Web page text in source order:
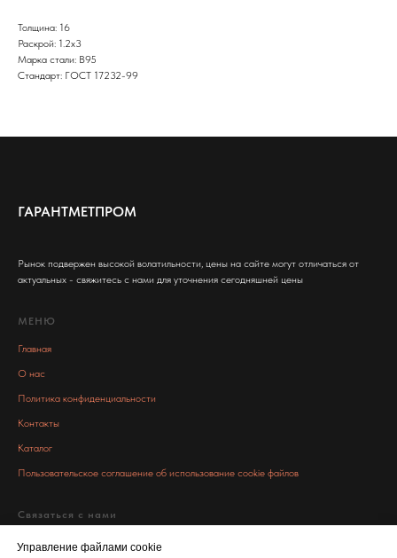
Управление файлами cookie
Толщина: 16
Раскрой: 1.2х3
Марка стали: В95
Стандарт: ГОСТ 17232-99
ГАРАНТМЕТПРОМ
Рынок подвержен высокой волатильности, цены на сайте могут отличаться от
актуальных - свяжитесь с нами для уточнения сегодняшней цены
МЕНЮ
Главная
О нас
Политика конфиденциальности
Контакты
Каталог
Пользовательское соглашение об использование cookie файлов
Связаться с нами
info@garant-metall.ru